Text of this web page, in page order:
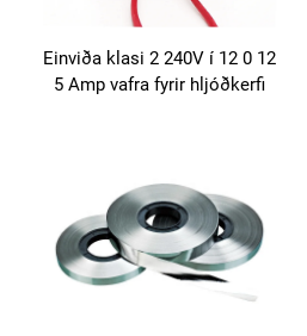
Einviða klasi 2 240V í 12 0 12
5 Amp vafra fyrir hljóðkerfi